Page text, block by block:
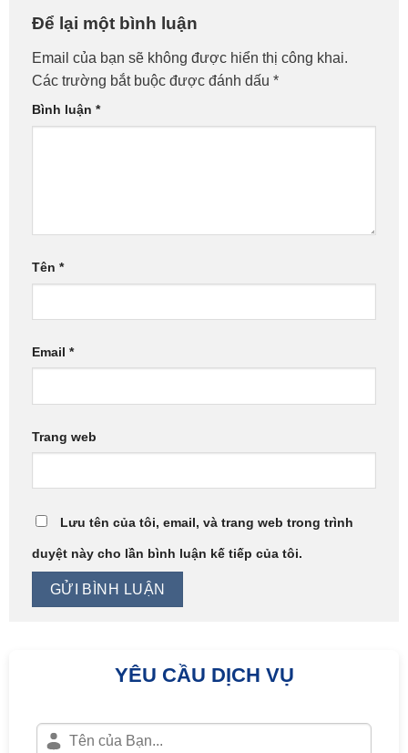
Win/MacOS Tận Nơi!
Để lại một bình luận
Email của bạn sẽ không được hiển thị công khai.
Các trường bắt buộc được đánh dấu *
Bình luận *
Tên *
Email *
Trang web
Lưu tên của tôi, email, và trang web trong trình
duyệt này cho lần bình luận kế tiếp của tôi.
YÊU CẦU DỊCH VỤ